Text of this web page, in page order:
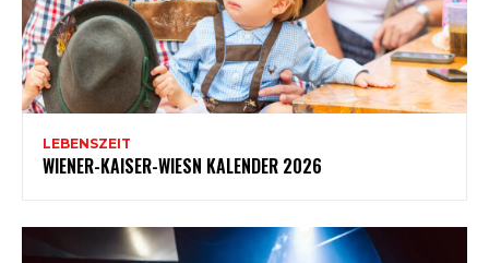
LEBENSZEIT
WIENER-KAISER-WIESN KALENDER 2026